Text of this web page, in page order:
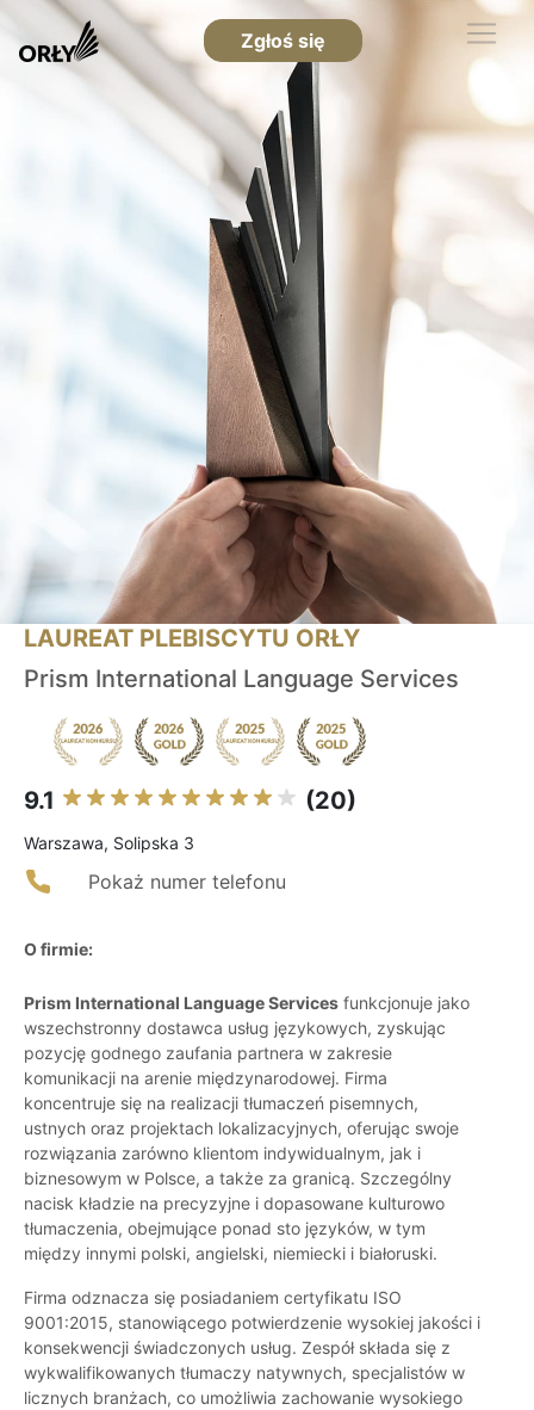
Zgłoś się
LAUREAT PLEBISCYTU ORŁY
Prism International Language Services
9.1 (20)
Warszawa, Solipska 3
Pokaż numer telefonu
O firmie:
Prism International Language Services funkcjonuje jako
wszechstronny dostawca usług językowych, zyskując
pozycję godnego zaufania partnera w zakresie
komunikacji na arenie międzynarodowej. Firma
koncentruje się na realizacji tłumaczeń pisemnych,
ustnych oraz projektach lokalizacyjnych, oferując swoje
rozwiązania zarówno klientom indywidualnym, jak i
biznesowym w Polsce, a także za granicą. Szczególny
nacisk kładzie na precyzyjne i dopasowane kulturowo
tłumaczenia, obejmujące ponad sto języków, w tym
między innymi polski, angielski, niemiecki i białoruski.
Firma odznacza się posiadaniem certyfikatu ISO
9001:2015, stanowiącego potwierdzenie wysokiej jakości i
konsekwencji świadczonych usług. Zespół składa się z
wykwalifikowanych tłumaczy natywnych, specjalistów w
licznych branżach, co umożliwia zachowanie wysokiego